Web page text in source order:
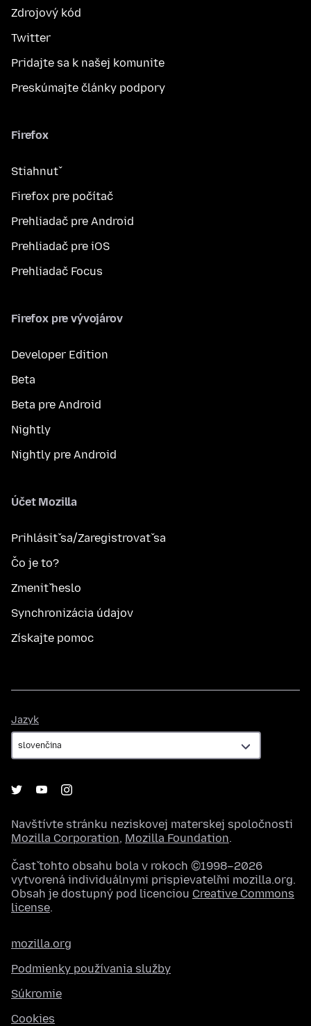
Zdrojový kód
Twitter
Pridajte sa k našej komunite
Preskúmajte články podpory
Firefox
Stiahnuť
Firefox pre počítač
Prehliadač pre Android
Prehliadač pre iOS
Prehliadač Focus
Firefox pre vývojárov
Developer Edition
Beta
Beta pre Android
Nightly
Nightly pre Android
Účet Mozilla
Prihlásiť sa/Zaregistrovať sa
Čo je to?
Zmeniť heslo
Synchronizácia údajov
Získajte pomoc
Jazyk
Navštívte stránku neziskovej materskej spoločnosti
Mozilla Corporation, Mozilla Foundation.
Časť tohto obsahu bola v rokoch ©1998–2026
vytvorená individuálnymi prispievateľmi mozilla.org.
Obsah je dostupný pod licenciou Creative Commons
license.
mozilla.org
Podmienky používania služby
Súkromie
Cookies